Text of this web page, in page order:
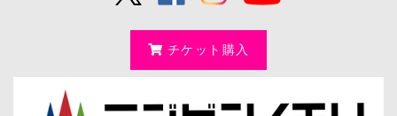
チケット購入